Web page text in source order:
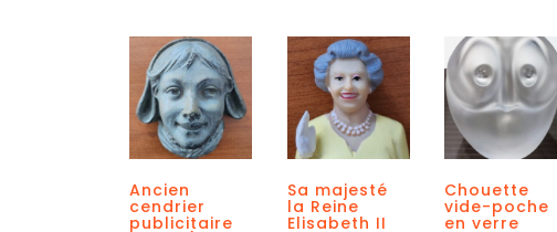
Ancien
cendrier
publicitaire
Sa majesté
la Reine
Elisabeth II
Chouette
vide-poche
en verre